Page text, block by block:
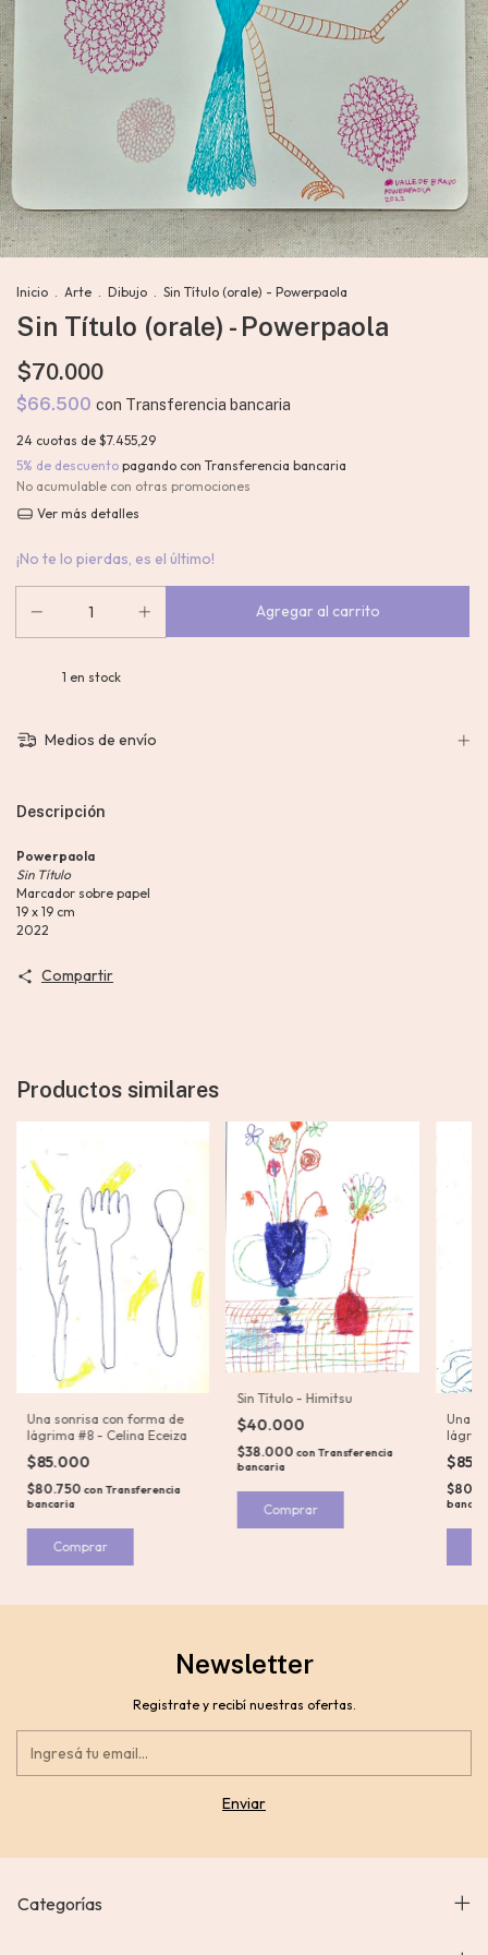
Inicio . Arte . Dibujo . Sin Título (orale) - Powerpaola
Sin Título (orale) - Powerpaola
$70.000
$66.500 con Transferencia bancaria
24 cuotas de $7.455,29
5% de descuento pagando con Transferencia bancaria
No acumulable con otras promociones
Ver más detalles
¡No te lo pierdas, es el último!
1 en stock
Medios de envío
Descripción
Powerpaola
Sin Título
Marcador sobre papel
19 x 19 cm
2022
Compartir
Productos similares
Una sonrisa con forma de
lágrima #8 - Celina Eceiza
$85.000
$80.750 con Transferencia
bancaria
Sin Título - Himitsu
$40.000
$38.000 conTransferencia
bancaria
Una
Newsletter
Registrate y recibí nuestras ofertas.
Categorías